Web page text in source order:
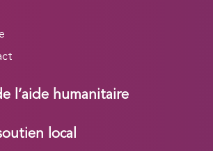
l’aide humanitaire
local